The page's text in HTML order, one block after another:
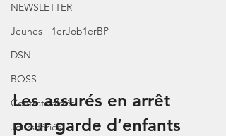
NEWSLETTER
Jeunes - 1erJob1erBP
DSN
BOSS
Contrats aidés
Jours fériés
Les assurés en arrêt
pour garde d’enfants